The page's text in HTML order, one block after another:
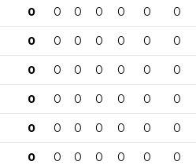
0 0 0 0 0 0 0
0 0 0 0 0 0 0
0 0 0 0 0 0 0
0 0 0 0 0 0 0
0 0 0 0 0 0 0
0 0 0 0 0 0 0